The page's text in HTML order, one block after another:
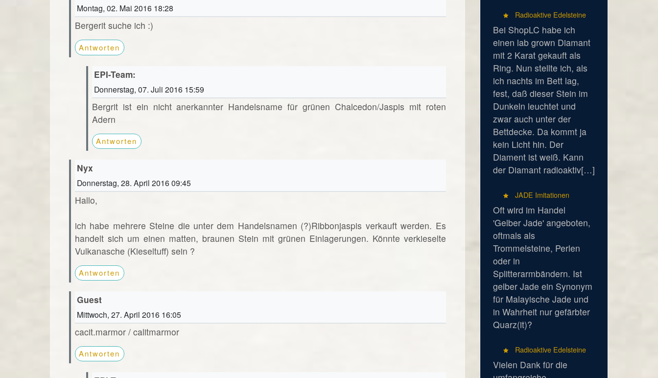
Montag, 02. Mai 2016 18:28
Bergerit suche ich :)
Antworten
EPI-Team:
Donnerstag, 07. Juli 2016 15:59
Bergrit ist ein nicht anerkannter Handelsname für grünen Chalcedon/Jaspis mit roten
Adern
Antworten
Nyx
Donnerstag, 28. April 2016 09:45
Hallo,
ich habe mehrere Steine die unter dem Handelsnamen (?)Ribbonjaspis verkauft werden. Es
handelt sich um einen matten, braunen Stein mit grünen Einlagerungen. Könnte verkieselte
Vulkanasche (Kieseltuff) sein ?
Antworten
Guest
Mittwoch, 27. April 2016 16:05
cacit.marmor / calitmarmor
Antworten
Radioaktive Edelsteine
Bei ShopLC habe ich
einen lab grown Diamant
mit 2 Karat gekauft als
Ring. Nun stellte ich, als
ich nachts im Bett lag,
fest, daß dieser Stein im
Dunkeln leuchtet und
zwar auch unter der
Bettdecke. Da kommt ja
kein Licht hin. Der
Diament ist weiß. Kann
der Diamant radioaktiv[…]
JADE Imitationen
Oft wird im Handel
'Gelber Jade' angeboten,
oftmals als
Trommelsteine, Perlen
oder in
Splitterarmbändern. Ist
gelber Jade ein Synonym
für Malayische Jade und
in Wahrheit nur gefärbter
Quarz(it)?
Radioaktive Edelsteine
Vielen Dank für die